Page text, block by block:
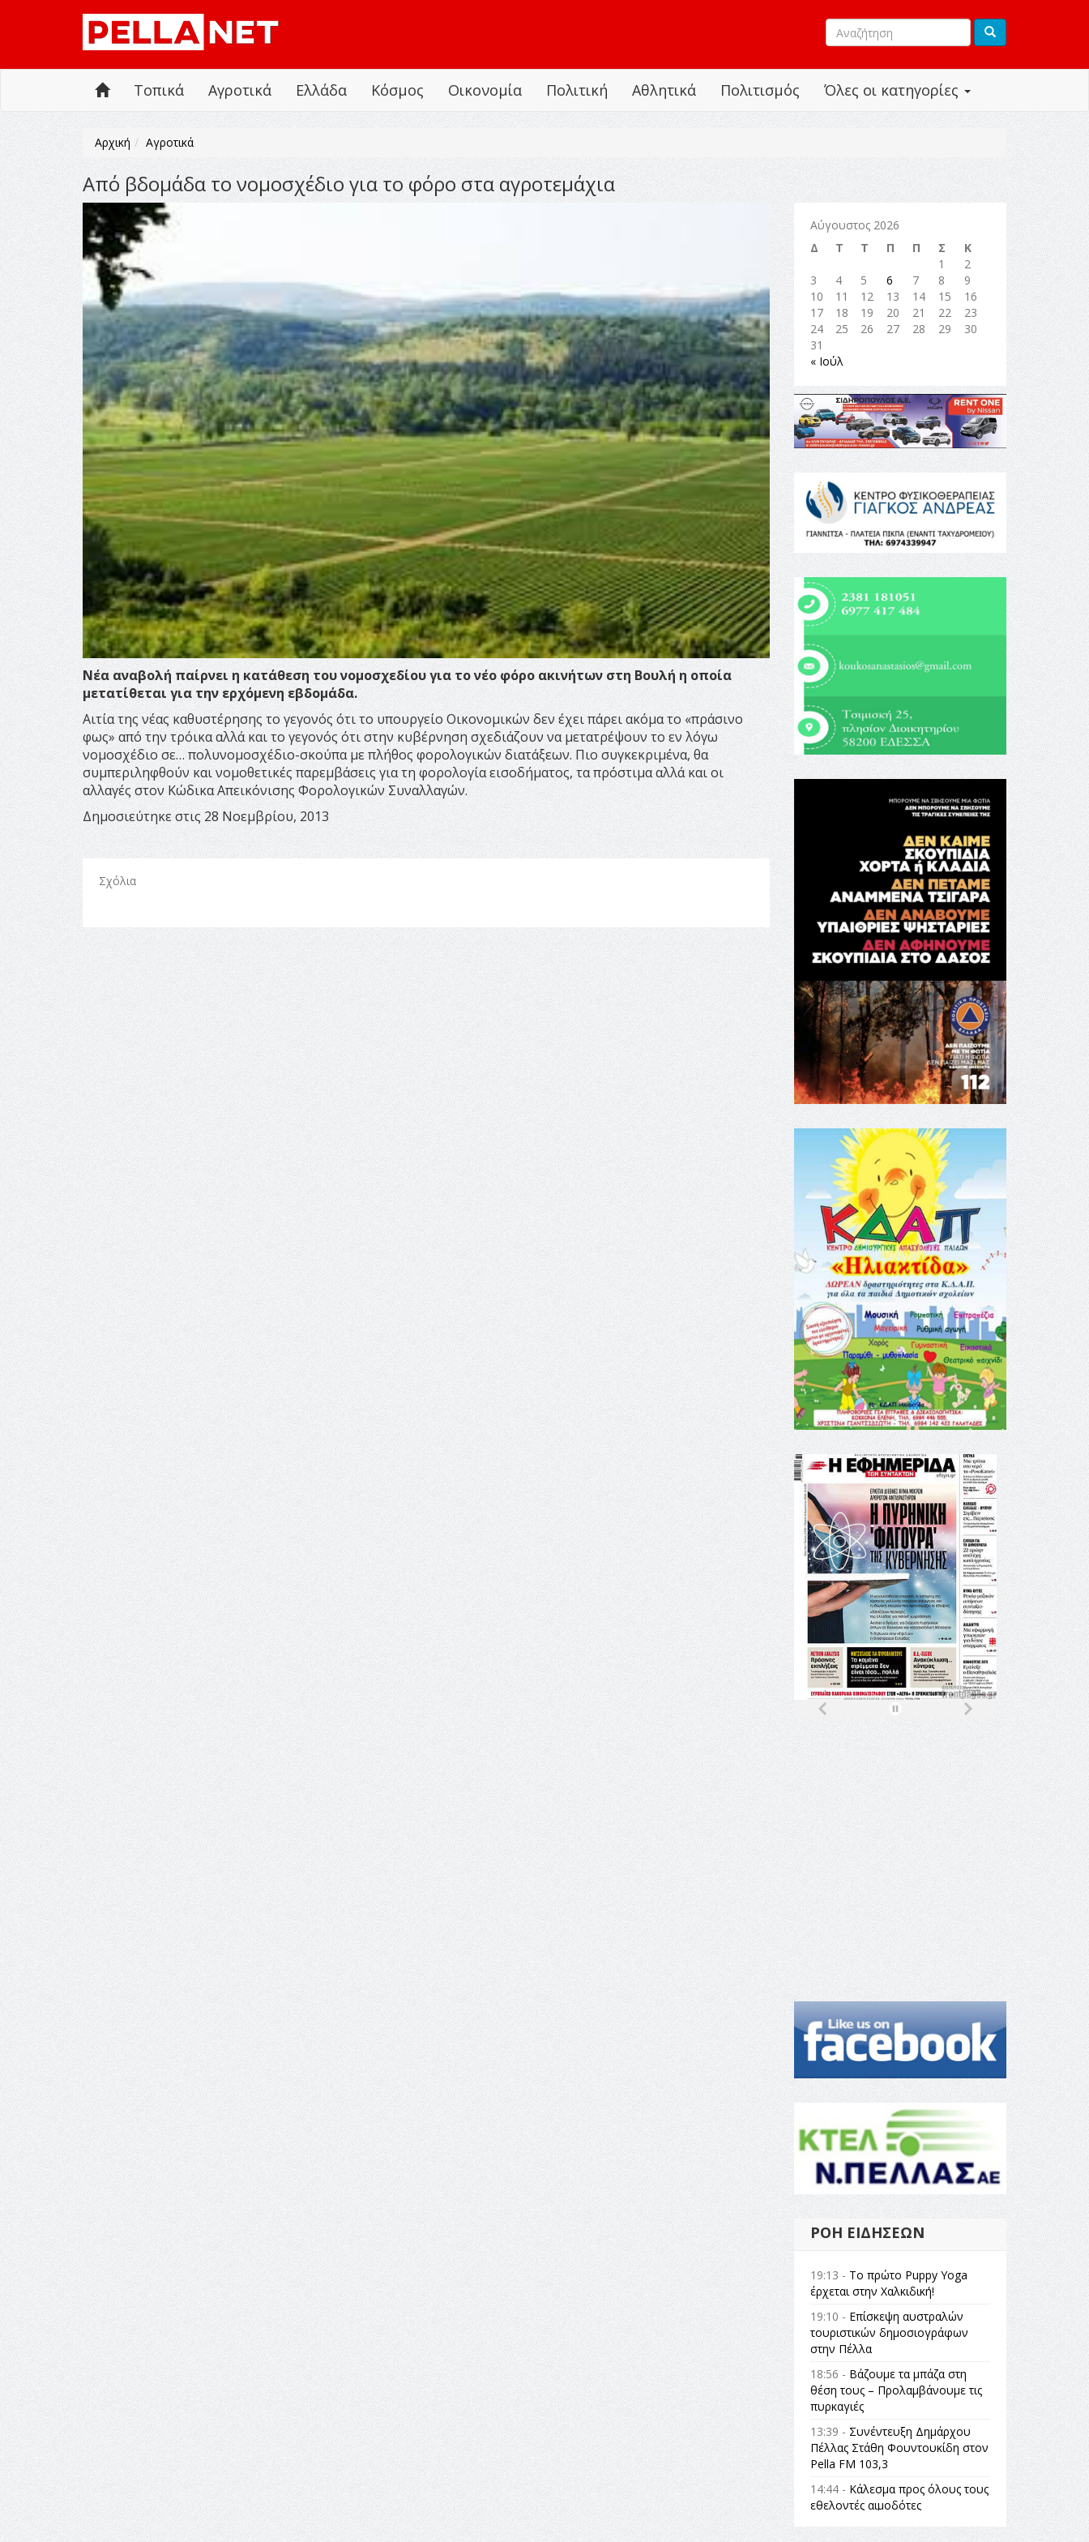
Όλες οι κατηγορίες
Τοπικά Αγροτικά Ελλάδα Κόσμος Οικονομία Πολιτική Αθλητικά Πολιτισμός
Αρχική Αγροτικά
Από βδομάδα το νομοσχέδιο για το φόρο στα αγροτεμάχια
Νέα αναβολή παίρνει η κατάθεση του νομοσχεδίου για το νέο φόρο ακινήτων στη Βουλή η οποία
μετατίθεται για την ερχόμενη εβδομάδα.
Αιτία της νέας καθυστέρησης το γεγονός ότι το υπουργείο Οικονομικών δεν έχει πάρει ακόμα το «πράσινο
φως» από την τρόικα αλλά και το γεγονός ότι στην κυβέρνηση σχεδιάζουν να μετατρέψουν το εν λόγω
νομοσχέδιο σε… πολυνομοσχέδιο-σκούπα με πλήθος φορολογικών διατάξεων. Πιο συγκεκριμένα, θα
συμπεριληφθούν και νομοθετικές παρεμβάσεις για τη φορολογία εισοδήματος, τα πρόστιμα αλλά και οι
αλλαγές στον Κώδικα Απεικόνισης Φορολογικών Συναλλαγών.
Δημοσιεύτηκε στις 28 Νοεμβρίου, 2013
Σχόλια
Αύγουστος 2026
Δ
Τ Τ Π Π Σ
Κ
1
2
3
4 5 6 7 8
9
10
11 12 13 14 15
16
17
18 19 20 21 22
23
24
25 26 27 28 29
30
31
« Ιούλ
ΡΟΉ ΕΙΔΉΣΕΩΝ
19:13 - Το πρώτο Puppy Yoga
έρχεται στην Χαλκιδική!
19:10 - Επίσκεψη αυστραλών
τουριστικών δημοσιογράφων
στην Πέλλα
18:56 - Βάζουμε τα μπάζα στη
θέση τους – Προλαμβάνουμε τις
πυρκαγιές
13:39 - Συνέντευξη Δημάρχου
Πέλλας Στάθη Φουντουκίδη στον
Pella FM 103,3
14:44 - Κάλεσμα προς όλους τους
εθελοντές αιμοδότες
14:23 -Όλη η Ελλάδα ένας